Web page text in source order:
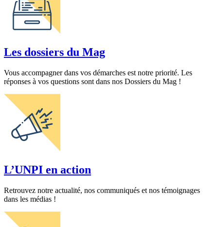
Les dossiers du Mag
Vous accompagner dans vos démarches est notre priorité. Les
réponses à vos questions sont dans nos Dossiers du Mag !
L’UNPI en action
Retrouvez notre actualité, nos communiqués et nos témoignages
dans les médias !